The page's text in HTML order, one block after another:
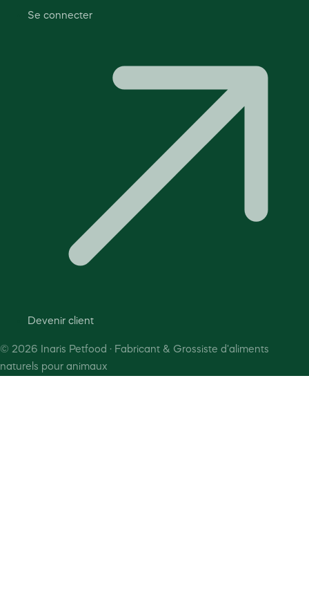
Se connecter
Devenir client
© 2026 Inaris Petfood · Fabricant & Grossiste d'aliments
naturels pour animaux